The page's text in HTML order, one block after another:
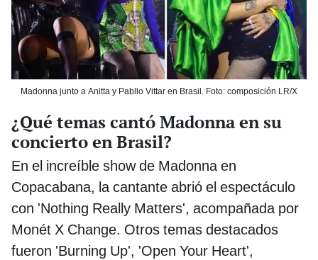
Madonna junto a Anitta y Pabllo Vittar en Brasil. Foto: composición LR/X
¿Qué temas cantó Madonna en su
concierto en Brasil?
En el increíble show de Madonna en
Copacabana, la cantante abrió el espectáculo
con 'Nothing Really Matters', acompañada por
Monét X Change. Otros temas destacados
fueron 'Burning Up', 'Open Your Heart',